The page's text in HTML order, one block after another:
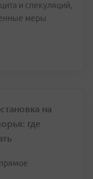
и спекуляций,
меры
на
где